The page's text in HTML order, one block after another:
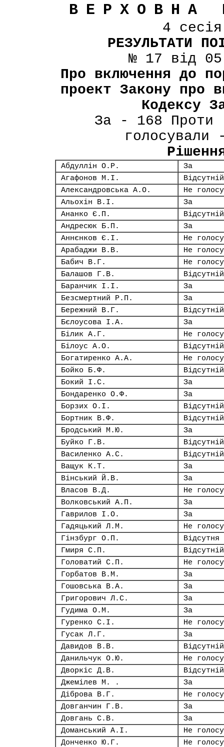
ВЕРХОВНА
4
РЕЗУЛЬТАТИ
№ 17 від
Про включення до
проект Закону про
Кодексу
За - 168 Проти
Абдуллін О.Р.
За
Агафонов М.І.
Відсутній
Александровська А.О.
Не
Альохін В.І.
За
Ананко Є.П.
Відсутній
Андресюк Б.П.
За
Аннєнков Є.І.
Не
Арабаджи В.В.
Не
Бабич В.Г.
Не
Балашов Г.В.
Відсутній
Баранчик І.І.
За
Безсмертний Р.П.
За
Бережний В.Г.
Відсутній
Бєлоусова І.А.
За
Білик А.Г.
Не
Білоус А.О.
Відсутній
Богатиренко А.А.
Не
Бойко Б.Ф.
Відсутній
Бокий І.С.
За
Бондаренко О.Ф.
За
Борзих О.І.
Відсутній
Бортник В.Ф.
Відсутній
Бродський М.Ю.
За
Буйко Г.В.
Відсутній
Василенко А.С.
Відсутній
Ващук К.Т.
За
Вінський Й.В.
За
Власов В.Д.
Не
Волковський А.П.
За
Гаврилов І.О.
За
Гадяцький Л.М.
Не
Гінзбург О.П.
Відсутня
Гмиря С.П.
Відсутній
Головатий С.П.
Не
Горбатов В.М.
За
Гошовська В.А.
За
Григорович Л.С.
За
Гудима О.М.
За
Гуренко С.І.
Не
Гусак Л.Г.
За
Давидов В.В.
Відсутній
Данильчук О.Ю.
Не
Дворкіс Д.В.
Відсутній
Джемілев М. .
За
Діброва В.Г.
Не
Довганчин Г.В.
За
Довгань С.В.
За
Доманський А.І.
Не
Донченко Ю.Г.
Не